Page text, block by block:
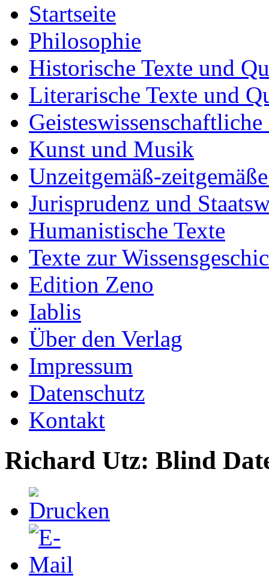
Startseite
Philosophie
Historische Texte und
Literarische Texte und
Kunst und Musik
Unzeitgemäß-
Jurisprudenz und
Humanistische Texte
Texte zur
Edition Zeno
Iablis
Über den Verlag
Impressum
Datenschutz
Kontakt
Richard Utz: Blind